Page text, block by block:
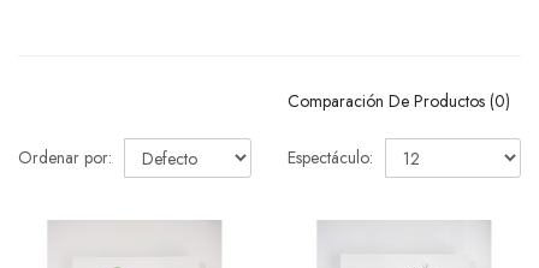
Comparación De Productos (0)
Ordenar por: Espectáculo: